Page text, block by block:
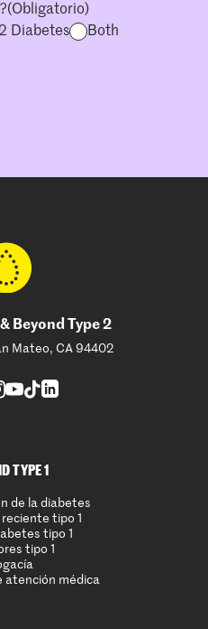
(Obligatorio)
2 Diabetes Both
Beyond Type 2
Mateo, CA 94402
TYPE 1
de la diabetes
tipo 1
tipo 1
tipo 1
atención médica